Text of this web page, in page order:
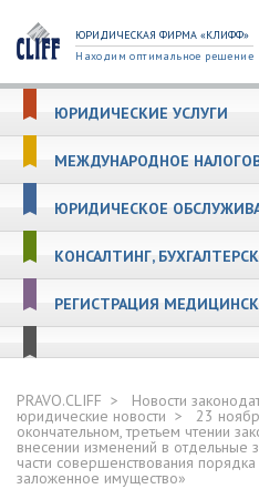
ЮРИДИЧЕСКАЯ ФИРМА «КЛИФФ»
Находим оптимальное решение
ЮРИДИЧЕСКИЕ УСЛУГИ
МЕЖДУНАРОДНОЕ
ЮРИДИЧЕСКОЕ
КОНСАЛТИНГ,
РЕГИСТРАЦИЯ
PRAVO.CLIFF Новости
юридические новости 23
окончательном, третьем чтении
внесении изменений в отдельные
части совершенствования
заложенное имущество»